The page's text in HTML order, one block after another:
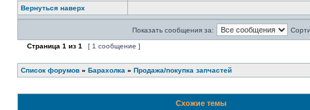
Вернуться наверх
Показать сообщения за:
Страница 1 из 1 [ 1 сообщение ]
Список форумов » Барахолка » Продажа/покупка запчастей
Схожие темы